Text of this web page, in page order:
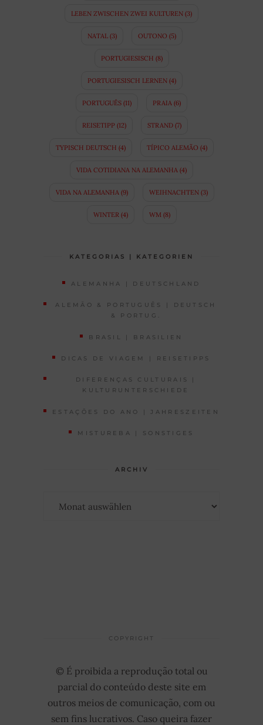
LEBEN ZWISCHEN ZWEI KULTUREN (3)
NATAL(3) OUTONO (5)
PORTUGIESISCH (8)
PORTUGIESISCH LERNEN(4)
PORTUGUÊS (11) PRAIA (6)
REISETIPP(12) STRAND(7)
TYPISCH DEUTSCH (4) TÍPICO ALEMÃO (4)
VIDA COTIDIANA NA ALEMANHA (4)
VIDA NA ALEMANHA (9) WEIHNACHTEN(3)
WINTER (4) WM (8)
KATEGORIAS | KATEGORIEN
ALEMANHA | DEUTSCHLAND
ALEMÃO & PORTUGUÊS | DEUTSCH
& PORTUG.
BRASIL | BRASILIEN
DICAS DE VIAGEM | REISETIPPS
DIFERENÇAS CULTURAIS |
KULTURUNTERSCHIEDE
ESTAÇÕES DO ANO | JAHRESZEITEN
MISTUREBA | SONSTIGES
ARCHIV
COPYRIGHT
© É proibida a reprodução total ou
parcial do conteúdo deste site em
outros meios de comunicação, com ou
sem fins lucrativos. Caso queira fazer